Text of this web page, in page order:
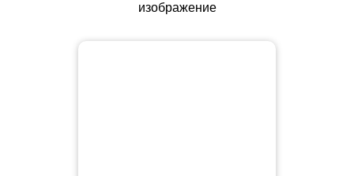
изображение